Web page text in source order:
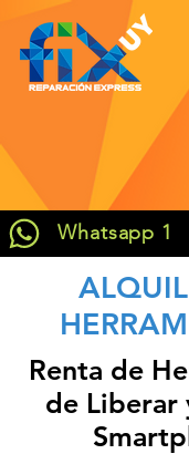
Whatsapp 1
Renta de
de Liberar